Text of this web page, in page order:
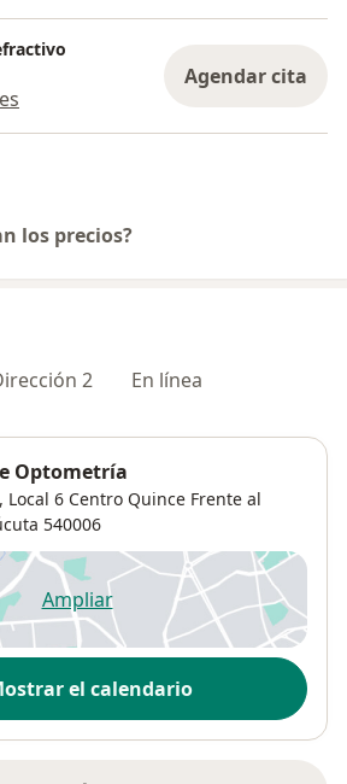
Agendar cita
los precios?
2 En línea
Optometría
Local 6 Centro Quince Frente al
540006
Ampliarse abre en una nueva
el calendario